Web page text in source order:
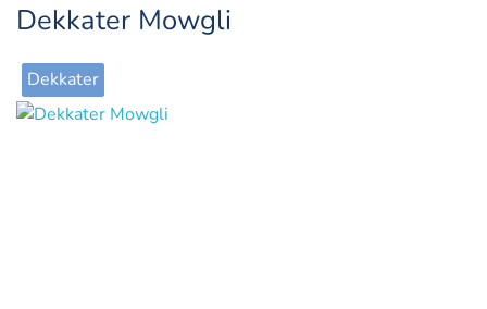
Dekkater Mowgli
Dekkater